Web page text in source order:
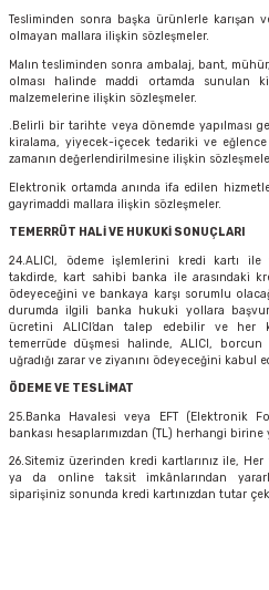
Tesliminden sonra başka ürünlerle karışan
olmayan mallara ilişkin sözleşmeler.
Malın tesliminden sonra ambalaj, bant,
olması halinde maddi ortamda
malzemelerine ilişkin sözleşmeler.
.Belirli bir tarihte veya dönemde yapılması
kiralama, yiyecek-içecek tedariki ve
zamanın değerlendirilmesine ilişkin
Elektronik ortamda anında ifa edilen
gayrimaddi mallara ilişkin sözleşmeler.
TEMERRÜT HALİ VE HUKUKİ SONUÇLARI
24.ALICI, ödeme işlemlerini kredi kartı ile
takdirde, kart sahibi banka ile arasındaki
ödeyeceğini ve bankaya karşı sorumlu
durumda ilgili banka hukuki yollara
ücretini ALICI’dan talep edebilir ve her
temerrüde düşmesi halinde, ALICI, borcun
uğradığı zarar ve ziyanını ödeyeceğini kabul
ÖDEME VE TESLİMAT
25.Banka Havalesi veya EFT (Elektronik
bankası hesaplarımızdan (TL) herhangi
26.Sitemiz üzerinden kredi kartlarınız ile,
ya da online taksit imkânlarından
siparişiniz sonunda kredi kartınızdan tutar